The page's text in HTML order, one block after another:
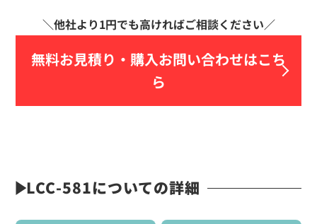
無料お見積り・ 購入お問い合わせはこち
ら
LCC-581についての詳細